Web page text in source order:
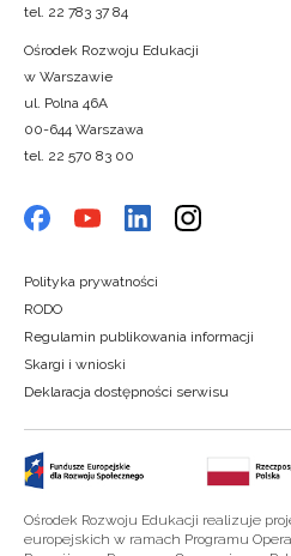
tel. 22 783 37 84
Ośrodek Rozwoju Edukacji
w Warszawie
ul. Polna 46A
00-644 Warszawa
tel. 22 570 83 00
Polityka prywatności
RODO
Regulamin publikowania informacji
Skargi i wnioski
Deklaracja dostępności serwisu
Ośrodek Rozwoju Edukacji realizuje
europejskich w ramach Programu